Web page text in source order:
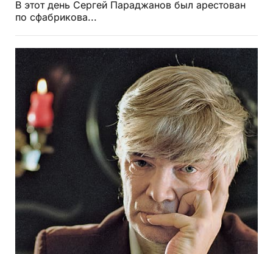
В этот день Сергей Параджанов был арестован
по сфабрикова...